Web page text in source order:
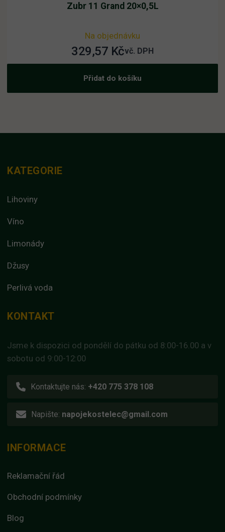
Zubr 11 Grand 20×0,5L
Na objednávku
329,57 Kčvč. DPH
Přidat do košíku
KATEGORIE
Lihoviny
Víno
Limonády
Džusy
Perlivá voda
KONTAKT
Jsme k dispozici od pondělí do pátku od 8:00-16.00 a v
sobotu od 9:00-12:00
Kontaktujte nás: +420 775 378 108
Napište: napojekostelec@gmail.com
INFORMACE
Reklamační řád
Obchodní podmínky
Blog